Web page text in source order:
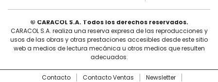
© CARACOL S.A. Todos los derechos reservados.
CARACOL S.A. realiza una reserva expresa de las reproducciones y
usos de las obras y otras prestaciones accesibles desde este sitio
web a medios de lectura mecánica u otros medios que resulten
adecuados.
Contacto Contacto Ventas
Newsletter